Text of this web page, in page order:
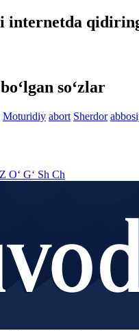
internetda
so‘zlar
Moturidiy abort Sherdor
Z O‘ G‘ Sh Ch